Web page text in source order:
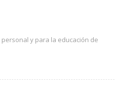
y para la educación de